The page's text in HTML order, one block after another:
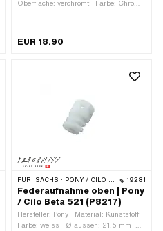
Oberfläche: verchromt · Farbe: Chrom ·
EUR 18.90
FÜR: SACHS · PONY / CILO (BETA 521 & 512) 19281
Federaufnahme oben | Pony
/ Cilo Beta 521 (P8217)
Hersteller: Pony · Material: Kunststoff ·
Farbe: weiss · Ø aussen: 21.5 mm ·